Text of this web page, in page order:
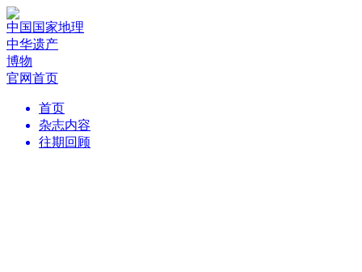
中国国家地理
中华遗产
博物
官网首页
首页
杂志内容
往期回顾